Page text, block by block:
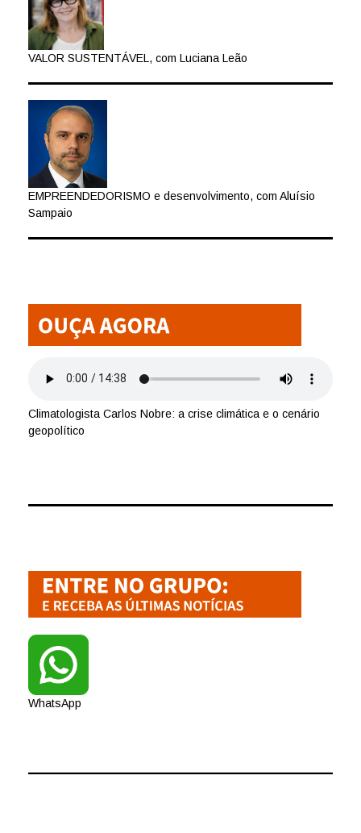
VALOR SUSTENTÁVEL, com Luciana Leão
EMPREENDEDORISMO e desenvolvimento, com Aluísio
Sampaio
Climatologista Carlos Nobre: a crise climática e o cenário
geopolítico
WhatsApp